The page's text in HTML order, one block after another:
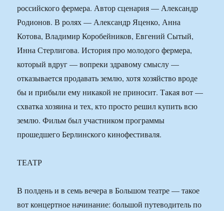
российского фермера. Автор сценария — Александр
Родионов. В ролях — Александр Яценко, Анна
Котова, Владимир Коробейников, Евгений Сытый,
Инна Стерлигова. История про молодого фермера,
который вдруг — вопреки здравому смыслу —
отказывается продавать землю, хотя хозяйство вроде
бы и прибыли ему никакой не приносит. Такая вот —
схватка хозяина и тех, кто просто решил купить всю
землю. Фильм был участником программы
прошедшего Берлинского кинофестиваля.
ТЕАТР
В полдень и в семь вечера в Большом театре — такое
вот концертное начинание: большой путеводитель по